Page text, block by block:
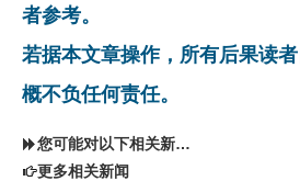
者参考。
若据本文章操作，所有后果读
概不负任何责任。
您可能对以下相关新闻同样感兴趣
更多相关新闻